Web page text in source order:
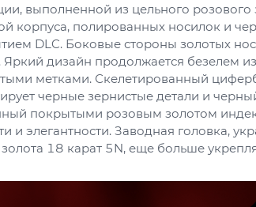
выполненной из цельного
корпуса, полированных носилок и
DLC. Боковые стороны золотых
Яркий дизайн продолжается безелем
метками. Скелетированный
черные зернистые детали и
покрытыми розовым золотом
и элегантности. Заводная головка,
18 карат 5N, еще больше